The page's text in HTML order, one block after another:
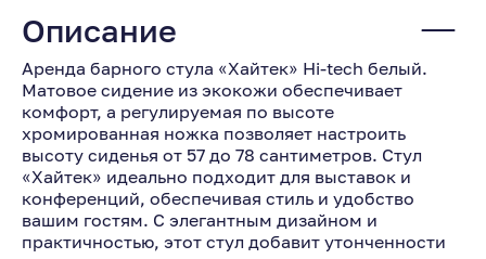
Описание
Аренда барного стула «Хайтек» Hi-tech белый.
Матовое сидение из экокожи обеспечивает
комфорт, а регулируемая по высоте
хромированная ножка позволяет настроить
высоту сиденья от 57 до 78 сантиметров. Стул
«Хайтек» идеально подходит для выставок и
конференций, обеспечивая стиль и удобство
вашим гостям. С элегантным дизайном и
практичностью, этот стул добавит утонченности